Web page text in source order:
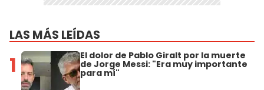
LAS MÁS LEÍDAS
1 El dolor de Pablo Giralt por la muerte
de Jorge Messi: "Era muy importante
para mí"